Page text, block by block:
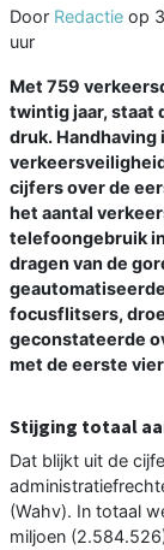
Door Redactie op
uur
Met 759
twintig jaar, staat
druk. Handhaving
cijfers over de
het aantal
telefoongebruik
dragen van de
focusflitsers,
geconstateerde
met de eerste
Stijging totaal
Dat blijkt uit de
(Wahv). In totaal
miljoen